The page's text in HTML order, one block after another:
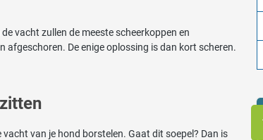
vacht zullen de meeste scheerkoppen en
De enige oplossing is dan kort scheren.
van je hond borstelen. Gaat dit soepel? Dan is